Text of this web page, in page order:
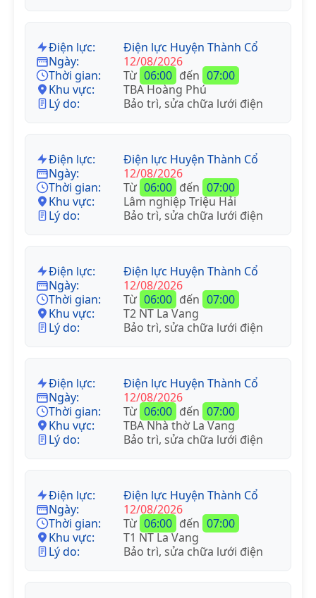
Điện lực:
Điện lực Huyện Thành Cổ
Ngày:
12/08/2026
Thời gian:
Từ 06:00 đến 07:00
Khu vực:
TBA Hoàng Phú
Lý do:
Bảo trì, sửa chữa lưới điện
Điện lực:
Điện lực Huyện Thành Cổ
Ngày:
12/08/2026
Thời gian:
Từ 06:00 đến 07:00
Khu vực:
Lâm nghiệp Triệu Hải
Lý do:
Bảo trì, sửa chữa lưới điện
Điện lực:
Điện lực Huyện Thành Cổ
Ngày:
12/08/2026
Thời gian:
Từ 06:00 đến 07:00
Khu vực:
T2 NT La Vang
Lý do:
Bảo trì, sửa chữa lưới điện
Điện lực:
Điện lực Huyện Thành Cổ
Ngày:
12/08/2026
Thời gian:
Từ 06:00 đến 07:00
Khu vực:
TBA Nhà thờ La Vang
Lý do:
Bảo trì, sửa chữa lưới điện
Điện lực:
Điện lực Huyện Thành Cổ
Ngày:
12/08/2026
Thời gian:
Từ 06:00 đến 07:00
Khu vực:
T1 NT La Vang
Lý do:
Bảo trì, sửa chữa lưới điện